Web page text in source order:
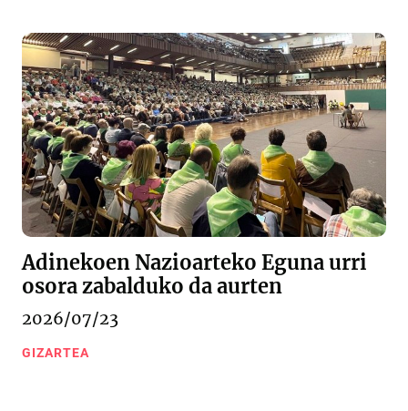
Adinekoen Nazioarteko Eguna urri
osora zabalduko da aurten
2026/07/23
GIZARTEA